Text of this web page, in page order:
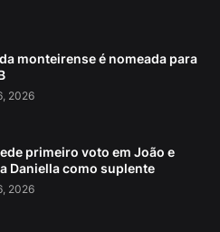
monteirense é nomeada para
2026
primeiro voto em João e
Daniella como suplente
2026